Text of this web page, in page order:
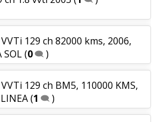
129 ch 82000 kms, 2006,
SOL(0 )
129 ch BM5, 110000 KMS,
(1 )